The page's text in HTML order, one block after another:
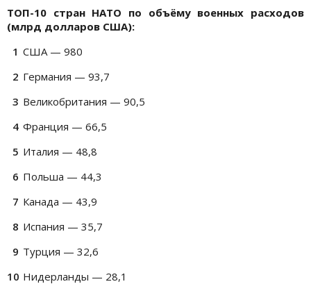
ТОП-10 стран НАТО по объёму военных расходов
(млрд долларов США):
США — 980
Германия — 93,7
Великобритания — 90,5
Франция — 66,5
Италия — 48,8
Польша — 44,3
Канада — 43,9
Испания — 35,7
Турция — 32,6
Нидерланды — 28,1